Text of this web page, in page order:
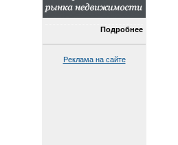
Подробнее
Реклама на сайте